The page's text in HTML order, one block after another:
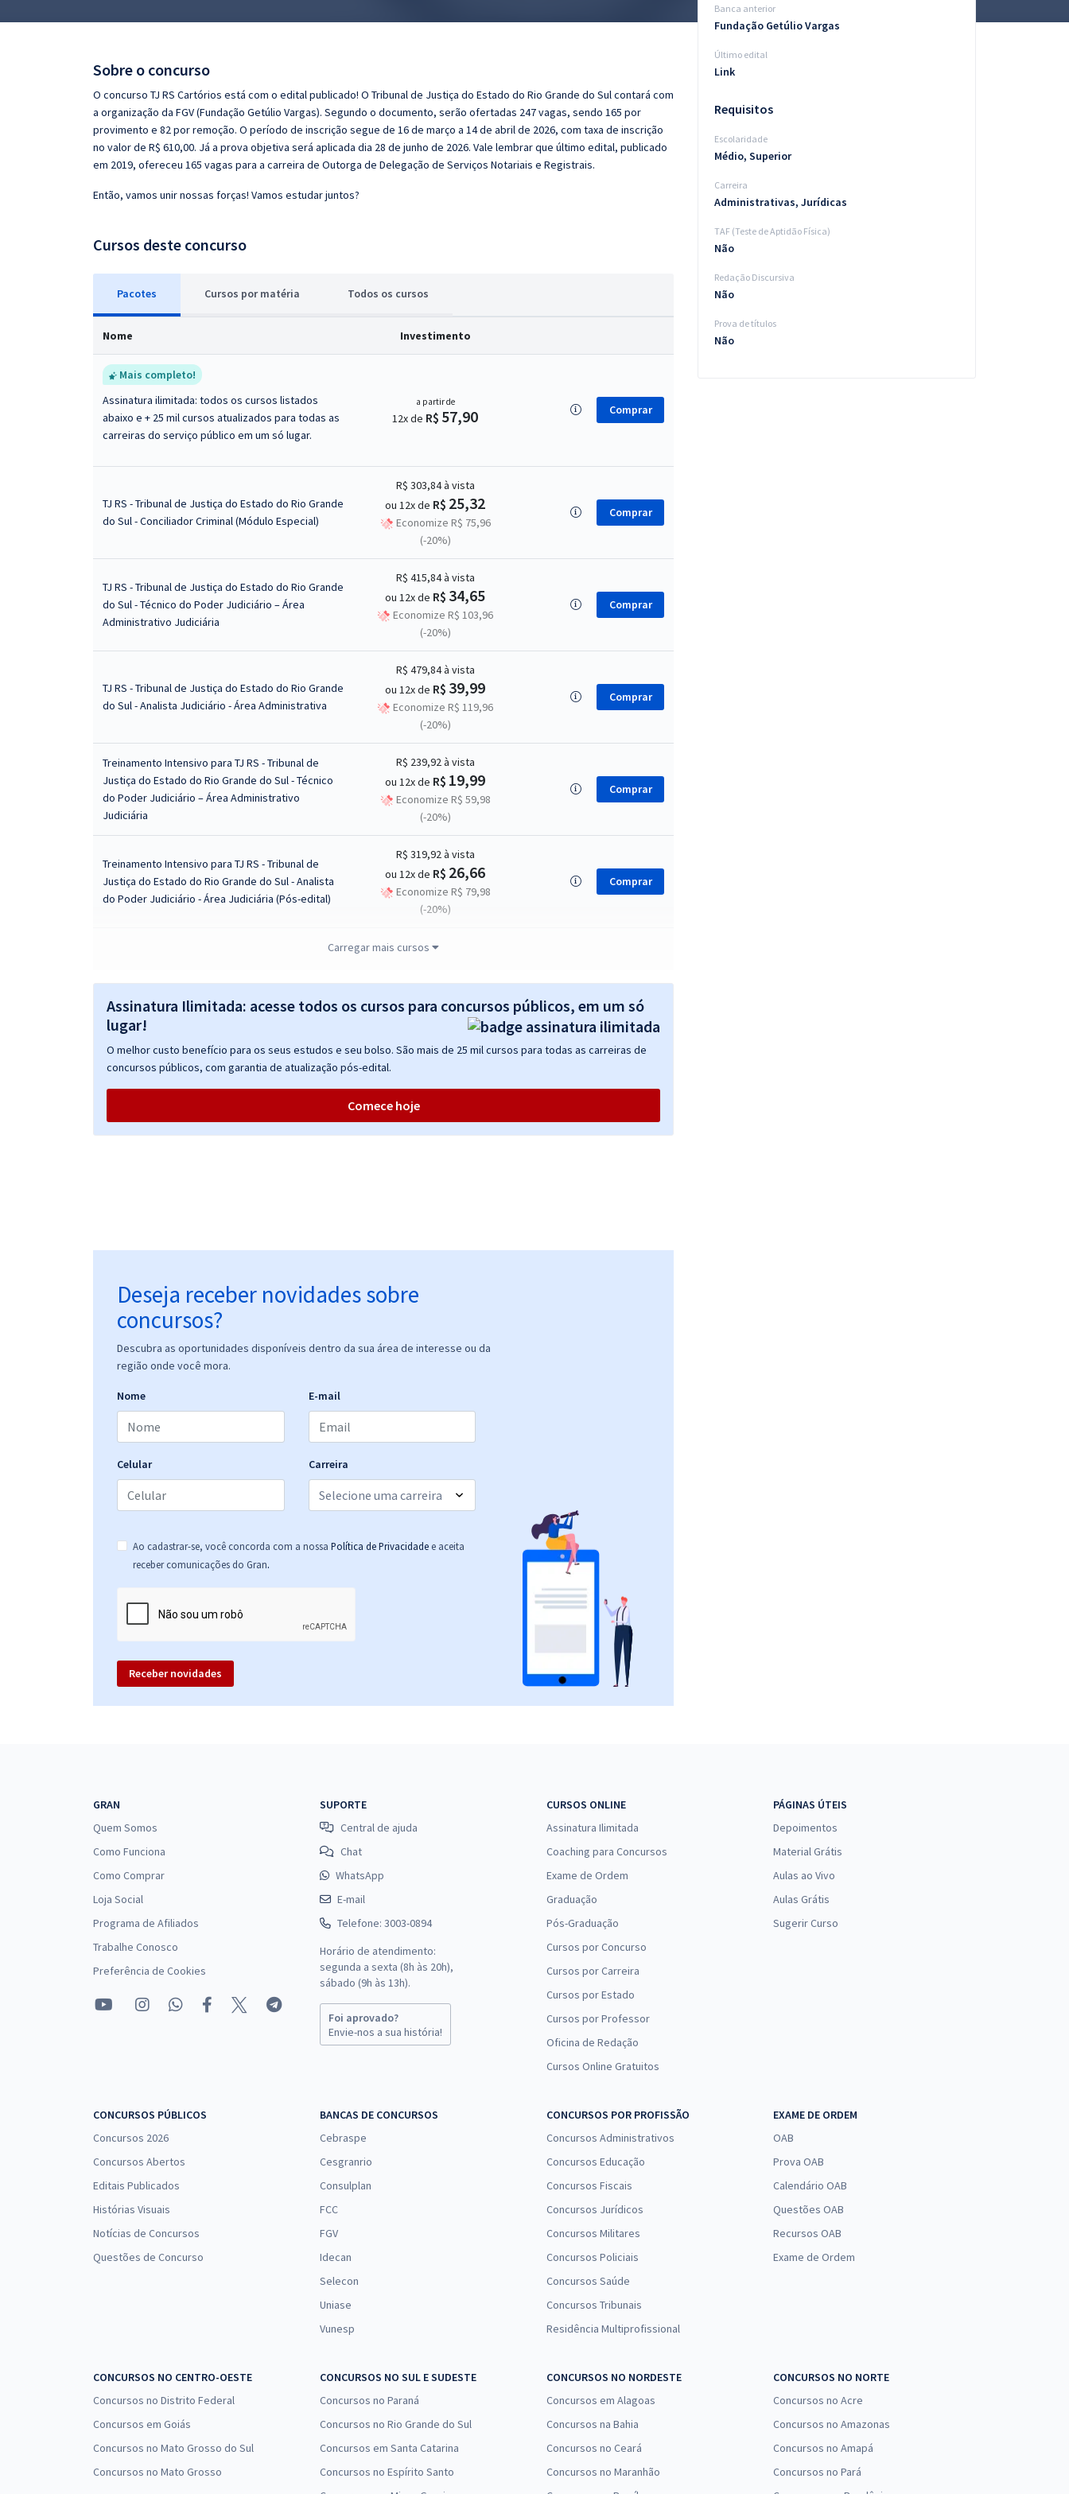
Questões grátis
Conteúdo gratuito
Sobre o concurso
O concurso TJ RS Cartórios está com o edital publicado! O Tribunal de Justiça do Estado do Rio Grande do Sul contará com
a organização da FGV (Fundação Getúlio Vargas). Segundo o documento, serão ofertadas 247 vagas, sendo 165 por
provimento e 82 por remoção. O período de inscrição segue de 16 de março a 14 de abril de 2026, com taxa de inscrição
no valor de R$ 610,00. Já a prova objetiva será aplicada dia 28 de junho de 2026. Vale lembrar que último edital, publicado
em 2019, ofereceu 165 vagas para a carreira de Outorga de Delegação de Serviços Notariais e Registrais.
Então, vamos unir nossas forças! Vamos estudar juntos?
Cursos deste concurso
Pacotes Cursos por matéria Todos os cursos
Nome Investimento
Mais completo!
Assinatura ilimitada: todos os cursos listados
abaixo e + 25 mil cursos atualizados para todas as
carreiras do serviço público em um só lugar.
a partir de
12x de R$ 57,90 Comprar
TJ RS - Tribunal de Justiça do Estado do Rio Grande
do Sul - Conciliador Criminal (Módulo Especial)
R$ 303,84à vista
ou 12x de R$ 25,32
Economize R$ 75,96
(-20%)
Comprar
TJ RS - Tribunal de Justiça do Estado do Rio Grande
do Sul - Técnico do Poder Judiciário – Área
Administrativo Judiciária
R$ 415,84à vista
ou 12x de R$ 34,65
Economize R$ 103,96
(-20%)
Comprar
TJ RS - Tribunal de Justiça do Estado do Rio Grande
do Sul - Analista Judiciário - Área Administrativa
R$ 479,84à vista
ou 12x de R$ 39,99
Economize R$ 119,96
(-20%)
Comprar
Treinamento Intensivo para TJ RS - Tribunal de
Justiça do Estado do Rio Grande do Sul - Técnico
do Poder Judiciário – Área Administrativo
Judiciária
R$ 239,92à vista
ou 12x de R$ 19,99
Economize R$ 59,98
(-20%)
Comprar
Treinamento Intensivo para TJ RS - Tribunal de
Justiça do Estado do Rio Grande do Sul - Analista
do Poder Judiciário - Área Judiciária (Pós-edital)
R$ 319,92à vista
ou 12x de R$ 26,66
Economize R$ 79,98
(-20%)
Comprar
do Sul - Cartórios (Pós-Edital)
R$ 959,04
Economize R$ 239,76
(-20%)
Carregar mais cursos
Assinatura Ilimitada: acesse todos os cursos para concursos públicos, em um só
lugar!
O melhor custo benefício para os seus estudos e seu bolso. São mais de 25 mil cursos para todas as carreiras de
concursos públicos, com garantia de atualização pós-edital.
Comece hoje
Deseja receber novidades sobre
concursos?
Descubra as oportunidades disponíveis dentro da sua área de interesse ou da
região onde você mora.
Nome E-mail
Celular Carreira
Ao cadastrar-se, você concorda com a nossa Política de Privacidade e aceita
receber comunicações do Gran.
Receber novidades
Banca anterior
Fundação Getúlio Vargas
Último edital
Link
Requisitos
Escolaridade
Médio, Superior
Carreira
Administrativas, Jurídicas
TAF (Teste de Aptidão Física)
Não
Redação Discursiva
Não
Prova de títulos
Não
GRAN
Quem Somos
Como Funciona
Como Comprar
Loja Social
Programa de Afiliados
Trabalhe Conosco
Preferência de Cookies
SUPORTE
Central de ajuda
Chat
WhatsApp
E-mail
Telefone: 3003-0894
Horário de atendimento:
segunda a sexta (8h às 20h),
sábado (9h às 13h).
Foi aprovado?
Envie-nos a sua história!
CURSOS ONLINE
Assinatura Ilimitada
Coaching para Concursos
Exame de Ordem
Graduação
Pós-Graduação
Cursos por Concurso
Cursos por Carreira
Cursos por Estado
Cursos por Professor
Oficina de Redação
Cursos Online Gratuitos
PÁGINAS ÚTEIS
Depoimentos
Material Grátis
Aulas ao Vivo
Aulas Grátis
Sugerir Curso
CONCURSOS PÚBLICOS
Concursos 2026
Concursos Abertos
Editais Publicados
Histórias Visuais
Notícias de Concursos
Questões de Concurso
BANCAS DE CONCURSOS
Cebraspe
Cesgranrio
Consulplan
FCC
FGV
Idecan
Selecon
Uniase
Vunesp
CONCURSOS POR PROFISSÃO
Concursos Administrativos
Concursos Educação
Concursos Fiscais
Concursos Jurídicos
Concursos Militares
Concursos Policiais
Concursos Saúde
Concursos Tribunais
Residência Multiprofissional
EXAME DE ORDEM
OAB
Prova OAB
Calendário OAB
Questões OAB
Recursos OAB
Exame de Ordem
CONCURSOS NO CENTRO-OESTE
Concursos no Distrito Federal
Concursos em Goiás
Concursos no Mato Grosso do Sul
Concursos no Mato Grosso
CONCURSOS NO SUL E SUDESTE
Concursos no Paraná
Concursos no Rio Grande do Sul
Concursos em Santa Catarina
Concursos no Espírito Santo
CONCURSOS NO NORDESTE
Concursos em Alagoas
Concursos na Bahia
Concursos no Ceará
Concursos no Maranhão
CONCURSOS NO NORTE
Concursos no Acre
Concursos no Amazonas
Concursos no Amapá
Concursos no Pará